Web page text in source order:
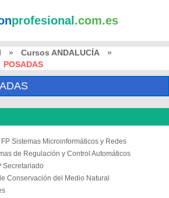
profesional .com.es
» Cursos ANDALUCÍA
»
POSADAS
FP Sistemas Microinformáticos y Redes
de Regulación y Control Automáticos
Secretariado
Conservación del Medio Natural